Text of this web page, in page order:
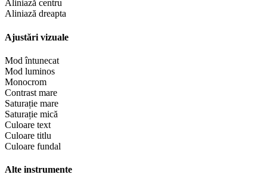
Aliniază centru
Aliniază dreapta
Ajustări vizuale
Mod întunecat
Mod luminos
Monocrom
Contrast mare
Saturație mare
Saturație mică
Culoare text
Culoare titlu
Culoare fundal
Alte instrumente